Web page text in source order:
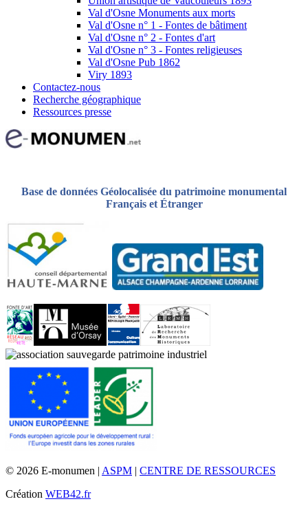
Val d'Osne Monuments aux morts
Val d'Osne n° 1 - Fontes de bâtiment
Val d'Osne n° 2 - Fontes d'art
Val d'Osne n° 3 - Fontes religieuses
Val d'Osne Pub 1862
Viry 1893
Contactez-nous
Recherche géographique
Ressources presse
Base de données Géolocalisée du patrimoine monumental
Français et Étranger
© 2026 E-monumen | ASPM | CENTRE DE RESSOURCES
Création WEB42.fr